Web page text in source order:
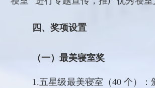
四、奖项设置
（一）最美寝室奖
1.五星级最美寝室（40 个）：